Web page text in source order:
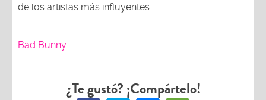
de los artistas más influyentes.
Bad Bunny
¿Te gustó? ¡Compártelo!